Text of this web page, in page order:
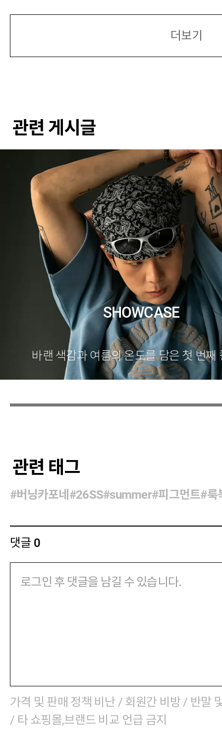
더보기
관련 게시글
SHOWCASE
바랜 색감과 여름의 온도를 담은 첫 번째
관련 태그
#버닝카포네 #26SS#summer#피그먼트#룩
댓글 0
가격 및 판매 정책 비난 / 회원간 비방 / 반말
/ 타 쇼핑몰,브랜드 비교 언급 금지